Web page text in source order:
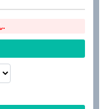
.